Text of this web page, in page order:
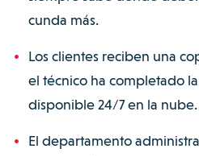
cunda más.
Los clientes reciben una
el técnico ha completado
disponible 24/7 en la nube.
El departamento